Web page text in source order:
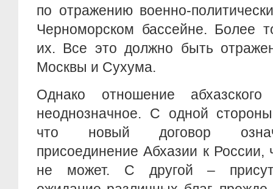
по отражению военно-
Черноморском бассейне. Более
их. Все это должно быть
Москвы и Сухума.
Однако отношение
неоднозначное. С одной
что новый договор
присоединение Абхазии к России,
не может. С другой –